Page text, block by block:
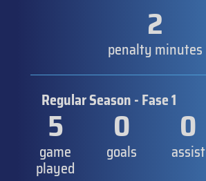
2
penalty minutes
Regular Season - Fase 1
5
game
played
0
goals
0
assist